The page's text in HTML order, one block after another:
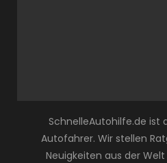
SchnelleAutohilfe.de ist
Autofahrer. Wir stellen
Neuigkeiten aus der